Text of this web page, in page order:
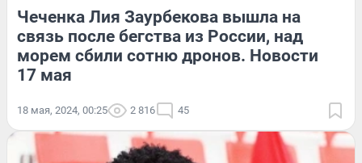
Чеченка Лия Заурбекова вышла на
связь после бегства из России, над
морем сбили сотню дронов. Новости
17 мая
18 мая, 2024, 00:25 2 816 45